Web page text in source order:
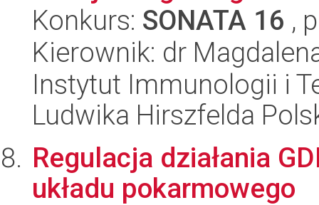
Konkurs: SONATA 16 ,
Kierownik: dr
Instytut Immunologii i
Ludwika Hirszfelda
Regulacja działania
układu pokarmowego